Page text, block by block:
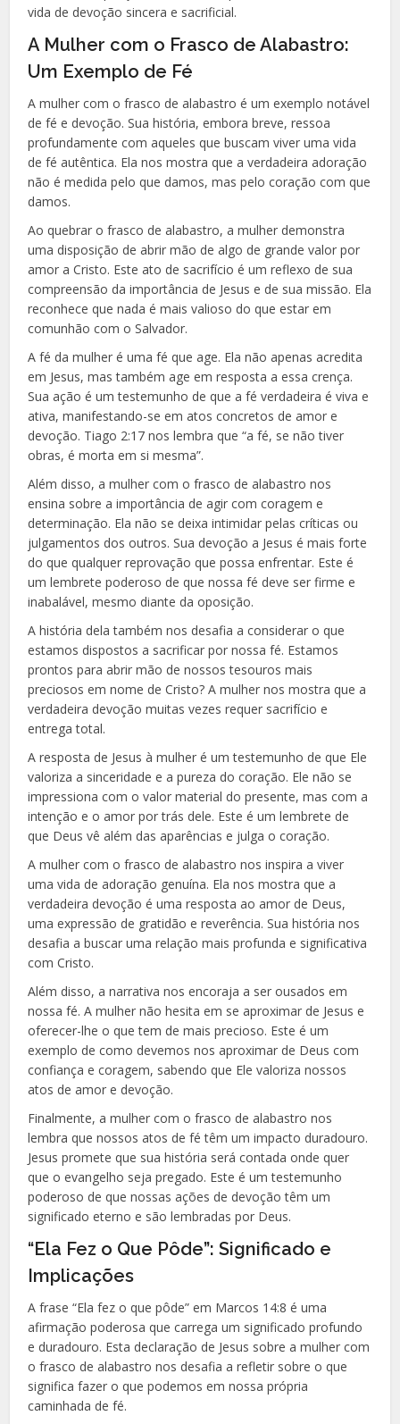
vida de devoção sincera e sacrificial.
A Mulher com o Frasco de Alabastro:
Um Exemplo de Fé
A mulher com o frasco de alabastro é um exemplo notável
de fé e devoção. Sua história, embora breve, ressoa
profundamente com aqueles que buscam viver uma vida
de fé autêntica. Ela nos mostra que a verdadeira adoração
não é medida pelo que damos, mas pelo coração com que
damos.
Ao quebrar o frasco de alabastro, a mulher demonstra
uma disposição de abrir mão de algo de grande valor por
amor a Cristo. Este ato de sacrifício é um reflexo de sua
compreensão da importância de Jesus e de sua missão. Ela
reconhece que nada é mais valioso do que estar em
comunhão com o Salvador.
A fé da mulher é uma fé que age. Ela não apenas acredita
em Jesus, mas também age em resposta a essa crença.
Sua ação é um testemunho de que a fé verdadeira é viva e
ativa, manifestando-se em atos concretos de amor e
devoção. Tiago 2:17 nos lembra que “a fé, se não tiver
obras, é morta em si mesma”.
Além disso, a mulher com o frasco de alabastro nos
ensina sobre a importância de agir com coragem e
determinação. Ela não se deixa intimidar pelas críticas ou
julgamentos dos outros. Sua devoção a Jesus é mais forte
do que qualquer reprovação que possa enfrentar. Este é
um lembrete poderoso de que nossa fé deve ser firme e
inabalável, mesmo diante da oposição.
A história dela também nos desafia a considerar o que
estamos dispostos a sacrificar por nossa fé. Estamos
prontos para abrir mão de nossos tesouros mais
preciosos em nome de Cristo? A mulher nos mostra que a
verdadeira devoção muitas vezes requer sacrifício e
entrega total.
A resposta de Jesus à mulher é um testemunho de que Ele
valoriza a sinceridade e a pureza do coração. Ele não se
impressiona com o valor material do presente, mas com a
intenção e o amor por trás dele. Este é um lembrete de
que Deus vê além das aparências e julga o coração.
A mulher com o frasco de alabastro nos inspira a viver
uma vida de adoração genuína. Ela nos mostra que a
verdadeira devoção é uma resposta ao amor de Deus,
uma expressão de gratidão e reverência. Sua história nos
desafia a buscar uma relação mais profunda e significativa
com Cristo.
Além disso, a narrativa nos encoraja a ser ousados em
nossa fé. A mulher não hesita em se aproximar de Jesus e
oferecer-lhe o que tem de mais precioso. Este é um
exemplo de como devemos nos aproximar de Deus com
confiança e coragem, sabendo que Ele valoriza nossos
atos de amor e devoção.
Finalmente, a mulher com o frasco de alabastro nos
lembra que nossos atos de fé têm um impacto duradouro.
Jesus promete que sua história será contada onde quer
que o evangelho seja pregado. Este é um testemunho
poderoso de que nossas ações de devoção têm um
significado eterno e são lembradas por Deus.
“Ela Fez o Que Pôde”: Significado e
Implicações
A frase “Ela fez o que pôde” em Marcos 14:8 é uma
afirmação poderosa que carrega um significado profundo
e duradouro. Esta declaração de Jesus sobre a mulher com
o frasco de alabastro nos desafia a refletir sobre o que
significa fazer o que podemos em nossa própria
caminhada de fé.